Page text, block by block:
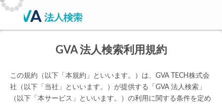
GVA 法人検索利用規約
この規約（以下「本規約」といいます。）は、GVA TECH株式会
社（以下「当社」といいます。）が提供する「GVA 法人検索」
（以下「本サービス」といいます。）の利用に関する条件を定め